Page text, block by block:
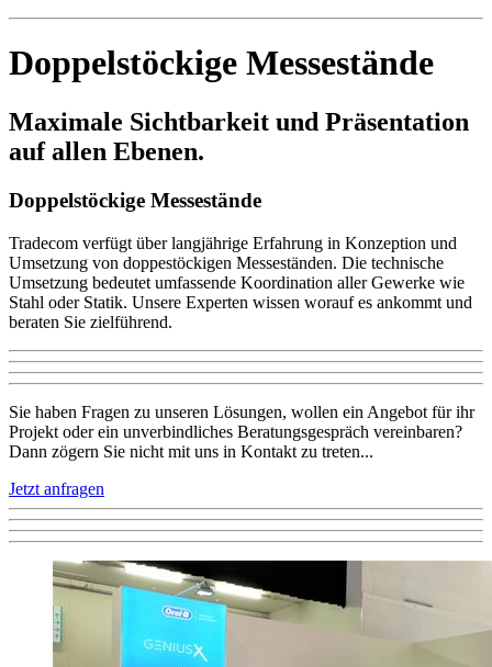
Doppelstöckige Messestände
Maximale Sichtbarkeit und Präsentation
auf allen Ebenen.
Doppelstöckige Messestände
Tradecom verfügt über langjährige Erfahrung in Konzeption und
Umsetzung von doppestöckigen Messeständen. Die technische
Umsetzung bedeutet umfassende Koordination aller Gewerke wie
Stahl oder Statik. Unsere Experten wissen worauf es ankommt und
beraten Sie zielführend.
Sie haben Fragen zu unseren Lösungen, wollen ein Angebot für ihr
Projekt oder ein unverbindliches Beratungsgespräch vereinbaren?
Dann zögern Sie nicht mit uns in Kontakt zu treten...
Jetzt anfragen